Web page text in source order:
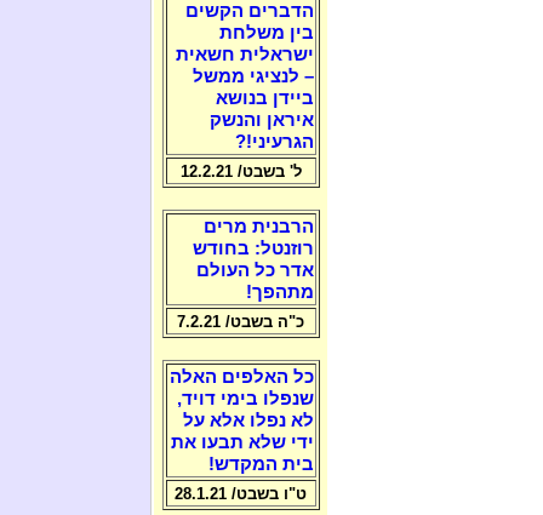
הדברים הקשים
בין משלחת
ישראלית חשאית
– לנציגי ממשל
ביידן בנושא
איראן והנשק
הגרעיני!?
ל' בשבט/ 12.2.21
הרבנית מרים
רוזנטל: בחודש
אדר כל העולם
מתהפך!
כ"ה בשבט/ 7.2.21
כל האלפים האלה
שנפלו בימי דויד,
לא נפלו אלא על
ידי שלא תבעו את
בית המקדש!
ט"ו בשבט/ 28.1.21